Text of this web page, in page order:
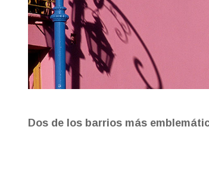
Dos de los barrios más